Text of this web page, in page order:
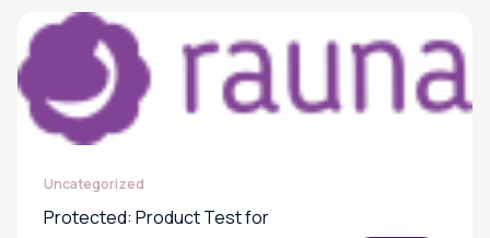
beberapa
varian.
Pilihan
ini
dapat
diambil
halaman
produk
Uncategorized
Protected: Product Test for